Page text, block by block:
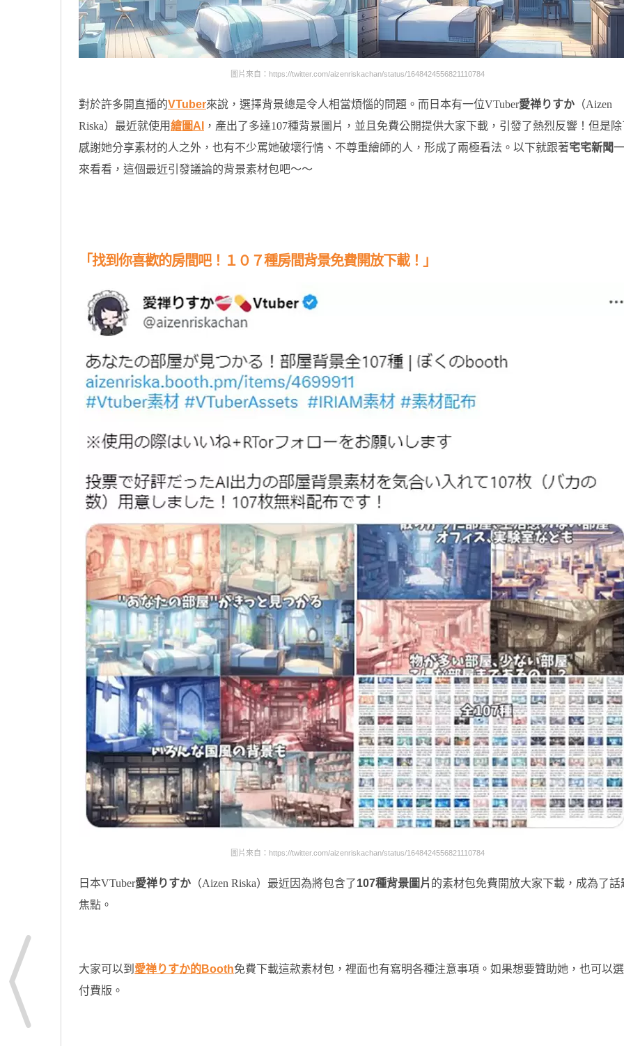
圖片來自：https://twitter.com/aizenriskachan/status/1648424556821110784
對於許多開直播的VTuber來說，選擇背景總是令人相當煩惱的問題。而日本有一位VTuber愛禅りすか （Aizen
Riska）最近就使用繪圖AI
，產出了多達107種背景圖片，並且免費公開提供大家下載，引發了熱烈反響！但是
感謝她分享素材的人之外，也有不少罵她破壞行情、不尊重繪師的人，形成了兩極看法。以下就跟著宅宅新聞
來看看，這個最近引發議論的背景素材包吧～～
「找到你喜歡的房間吧！１０７種房間背景免費開放下載！」
圖片來自：https://twitter.com/aizenriskachan/status/1648424556821110784
日本VTuber愛禅りすか （Aizen Riska）最近因為將包含了107種背景圖片 的素材包免費開放大家下載，成為了話
焦點。
大家可以到 愛禅りすか的Booth免費下載這款素材包，裡面也有寫明各種注意事項。如果想要贊助她，也可以
付費版。